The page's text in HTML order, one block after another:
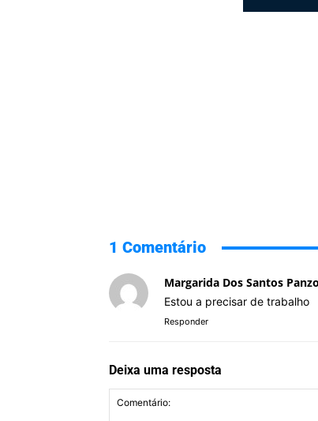
1 Comentário
Margarida Dos Santos Panzo
Estou a precisar de trabalho
Responder
Deixa uma resposta